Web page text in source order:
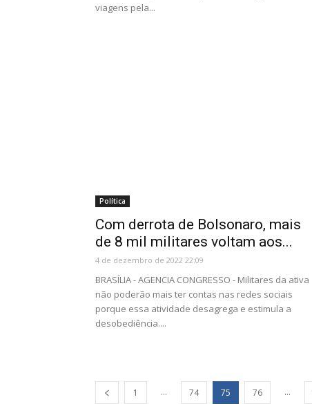
viagens pela...
Política
Com derrota de Bolsonaro, mais
de 8 mil militares voltam aos...
4 de dezembro de 2022 22:09
BRASÍLIA - AGENCIA CONGRESSO - Militares da ativa
não poderão mais ter contas nas redes sociais
porque essa atividade desagrega e estimula a
desobediência....
1 ... 74 75 76 ...